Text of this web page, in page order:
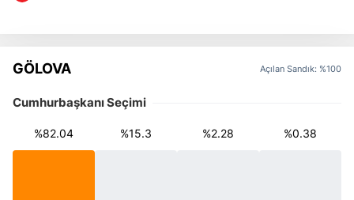
GÖLOVA Açılan Sandık: %100
Cumhurbaşkanı Seçimi
%82.04 %15.3 %2.28 %0.38